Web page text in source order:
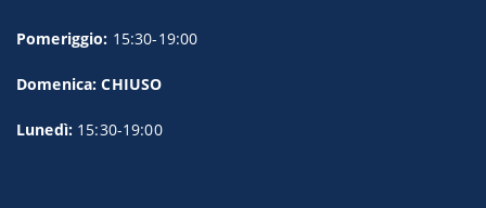
Pomeriggio: 15:30-19:00
Domenica: CHIUSO
Lunedì: 15:30-19:00